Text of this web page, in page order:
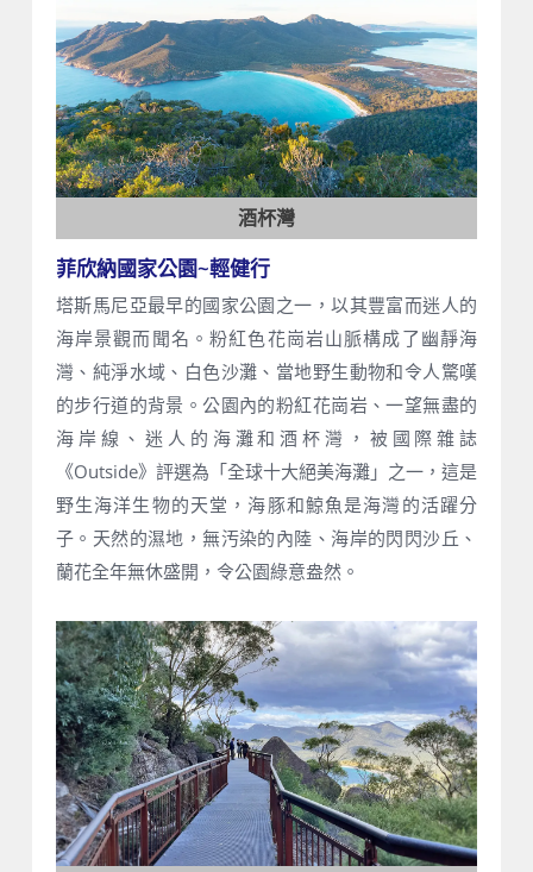
酒杯灣
菲欣納國家公園~輕健行
塔斯馬尼亞最早的國家公園之一，以其豐富而迷人的
海岸景觀而聞名。粉紅色花崗岩山脈構成了幽靜海
灣、純淨水域、白色沙灘、當地野生動物和令人驚嘆
的步行道的背景。公園內的粉紅花崗岩、一望無盡的
海岸線、迷人的海灘和酒杯灣，被國際雜誌
《Outside》評選為「全球十大絕美海灘」之一，這是
野生海洋生物的天堂，海豚和鯨魚是海灣的活躍分
子。天然的濕地，無汚染的內陸、海岸的閃閃沙丘、
蘭花全年無休盛開，令公園綠意盎然。